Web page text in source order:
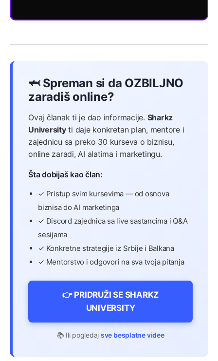
🦈 Spreman si da OZBILJNO
zaradiš online?
Ovaj članak ti je dao informacije. Sharkz
Universityti daje konkretan plan, mentore i
zajednicu sa preko 30 kurseva o biznisu,
online zaradi, AI alatima i marketingu.
Šta dobijaš kao član:
✓ Pristup svim kursevima — od osnova
biznisa do AI marketinga
✓ Discord zajednica sa live sastancima i Q&A
sesijama
✓ Konkretne strategije iz Srbije i Balkana
✓ Mentorstvo i odgovori na sva tvoja pitanja
👉 PRIDRUŽI SE SHARKZ
UNIVERSITY
📚 Ili pogledaj sve besplatne videe